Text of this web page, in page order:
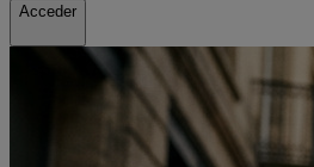
Acceder